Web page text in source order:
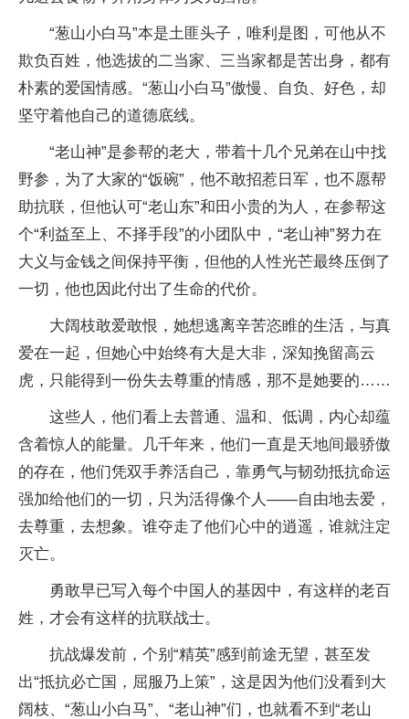
“葱山小白马”本是土匪头子，唯利是图，可他从不
欺负百姓，他选拔的二当家、三当家都是苦出身，都有
朴素的爱国情感。“葱山小白马”傲慢、自负、好色，却
坚守着他自己的道德底线。
“老山神”是参帮的老大，带着十几个兄弟在山中找
野参，为了大家的“饭碗”，他不敢招惹日军，也不愿帮
助抗联，但他认可“老山东”和田小贵的为人，在参帮这
个“利益至上、不择手段”的小团队中，“老山神”努力在
大义与金钱之间保持平衡，但他的人性光芒最终压倒了
一切，他也因此付出了生命的代价。
大阔枝敢爱敢恨，她想逃离辛苦恣睢的生活，与真
爱在一起，但她心中始终有大是大非，深知挽留高云
虎，只能得到一份失去尊重的情感，那不是她要的……
这些人，他们看上去普通、温和、低调，内心却蕴
含着惊人的能量。几千年来，他们一直是天地间最骄傲
的存在，他们凭双手养活自己，靠勇气与韧劲抵抗命运
强加给他们的一切，只为活得像个人——自由地去爱，
去尊重，去想象。谁夺走了他们心中的逍遥，谁就注定
灭亡。
勇敢早已写入每个中国人的基因中，有这样的老百
姓，才会有这样的抗联战士。
抗战爆发前，个别“精英”感到前途无望，甚至发
出“抵抗必亡国，屈服乃上策”，这是因为他们没看到大
阔枝、“葱山小白马”、“老山神”们，也就看不到“老山